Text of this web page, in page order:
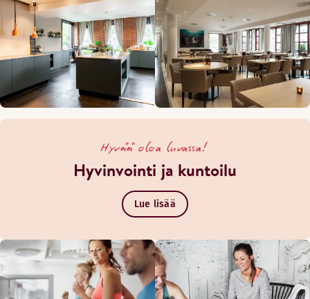
Hyvää oloa luvassa!
Hyvinvointi ja kuntoilu
Lue lisää